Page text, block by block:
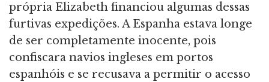
própria Elizabeth financiou algumas dessas
furtivas expedições. A Espanha estava longe
de ser completamente inocente, pois
confiscara navios ingleses em portos
espanhóis e se recusava a permitir o acesso